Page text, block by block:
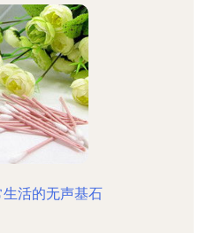
生活的无声基石